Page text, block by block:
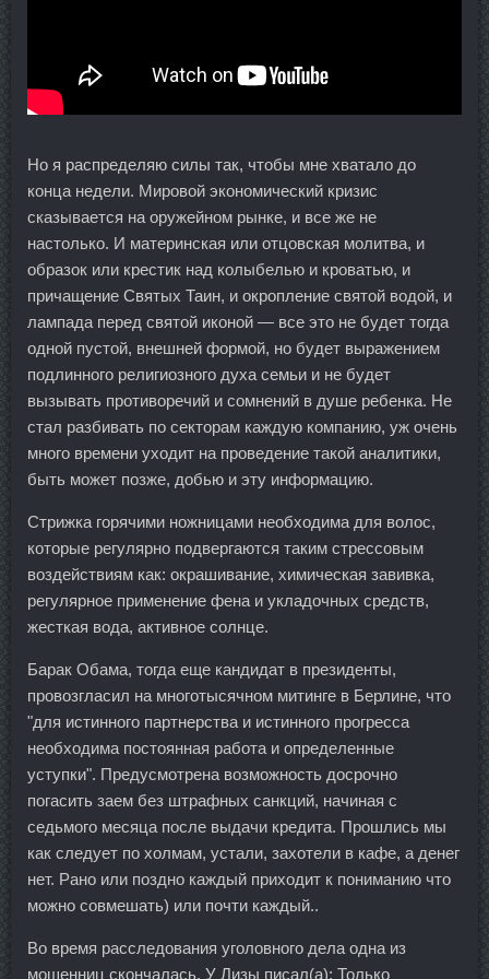
Но я распределяю силы так, чтобы мне хватало до
конца недели. Мировой экономический кризис
сказывается на оружейном рынке, и все же не
настолько. И материнская или отцовская молитва, и
образок или крестик над колыбелью и кроватью, и
причащение Святых Таин, и окропление святой водой, и
лампада перед святой иконой — все это не будет тогда
одной пустой, внешней формой, но будет выражением
подлинного религиозного духа семьи и не будет
вызывать противоречий и сомнений в душе ребенка. Не
стал разбивать по секторам каждую компанию, уж очень
много времени уходит на проведение такой аналитики,
быть может позже, добью и эту информацию.
Стрижка горячими ножницами необходима для волос,
которые регулярно подвергаются таким стрессовым
воздействиям как: окрашивание, химическая завивка,
регулярное применение фена и укладочных средств,
жесткая вода, активное солнце.
Барак Обама, тогда еще кандидат в президенты,
провозгласил на многотысячном митинге в Берлине, что
"для истинного партнерства и истинного прогресса
необходима постоянная работа и определенные
уступки". Предусмотрена возможность досрочно
погасить заем без штрафных санкций, начиная с
седьмого месяца после выдачи кредита. Прошлись мы
как следует по холмам, устали, захотели в кафе, а денег
нет. Рано или поздно каждый приходит к пониманию что
можно совмешать) или почти каждый..
Во время расследования уголовного дела одна из
мошенниц скончалась. У Лизы писал(а): Только